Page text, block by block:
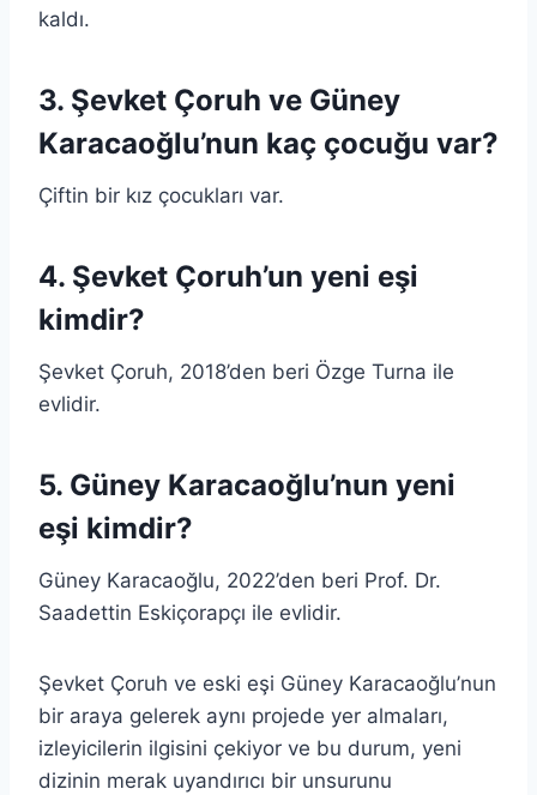
kaldı.
3. Şevket Çoruh ve Güney
Karacaoğlu’nun kaç çocuğu var?
Çiftin bir kız çocukları var.
4. Şevket Çoruh’un yeni eşi
kimdir?
Şevket Çoruh, 2018’den beri Özge Turna ile
evlidir.
5. Güney Karacaoğlu’nun yeni
eşi kimdir?
Güney Karacaoğlu, 2022’den beri Prof. Dr.
Saadettin Eskiçorapçı ile evlidir.
Şevket Çoruh ve eski eşi Güney Karacaoğlu’nun
bir araya gelerek aynı projede yer almaları,
izleyicilerin ilgisini çekiyor ve bu durum, yeni
dizinin merak uyandırıcı bir unsurunu